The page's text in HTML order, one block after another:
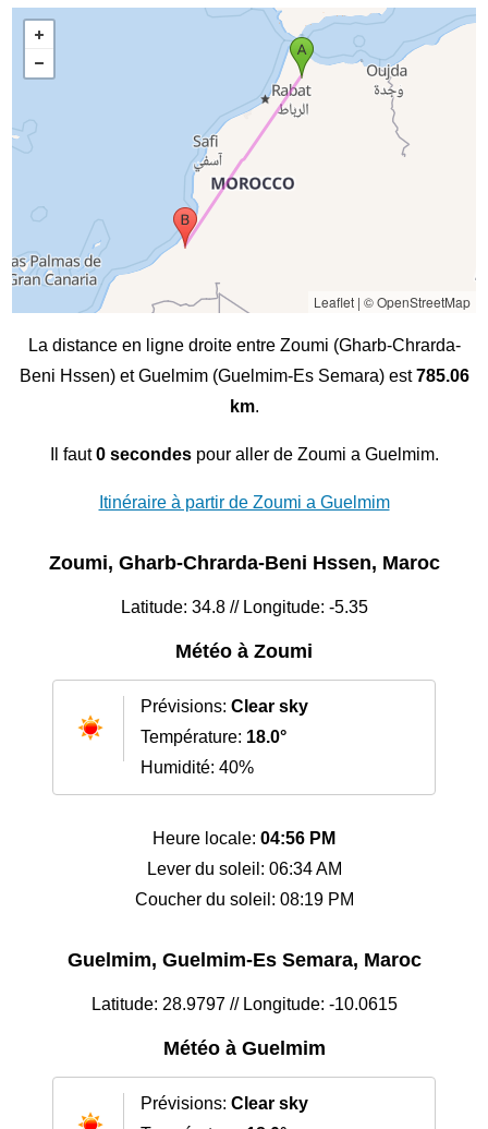
Leaflet| © OpenStreetMap
La distance en ligne droite entre Zoumi (Gharb-Chrarda-
Beni Hssen) et Guelmim (Guelmim-Es Semara) est785.06
km.
Il faut0 secondespour aller de Zoumi a Guelmim.
Itinéraire à partir de Zoumi a Guelmim
Zoumi, Gharb-Chrarda-Beni Hssen, Maroc
Latitude: 34.8 // Longitude: -5.35
Météo à Zoumi
Prévisions: Clear sky
Température: 18.0°
Humidité: 40%
Heure locale: 04:56 PM
Lever du soleil: 06:34 AM
Coucher du soleil: 08:19 PM
Guelmim, Guelmim-Es Semara, Maroc
Latitude: 28.9797 // Longitude: -10.0615
Météo à Guelmim
Prévisions: Clear sky